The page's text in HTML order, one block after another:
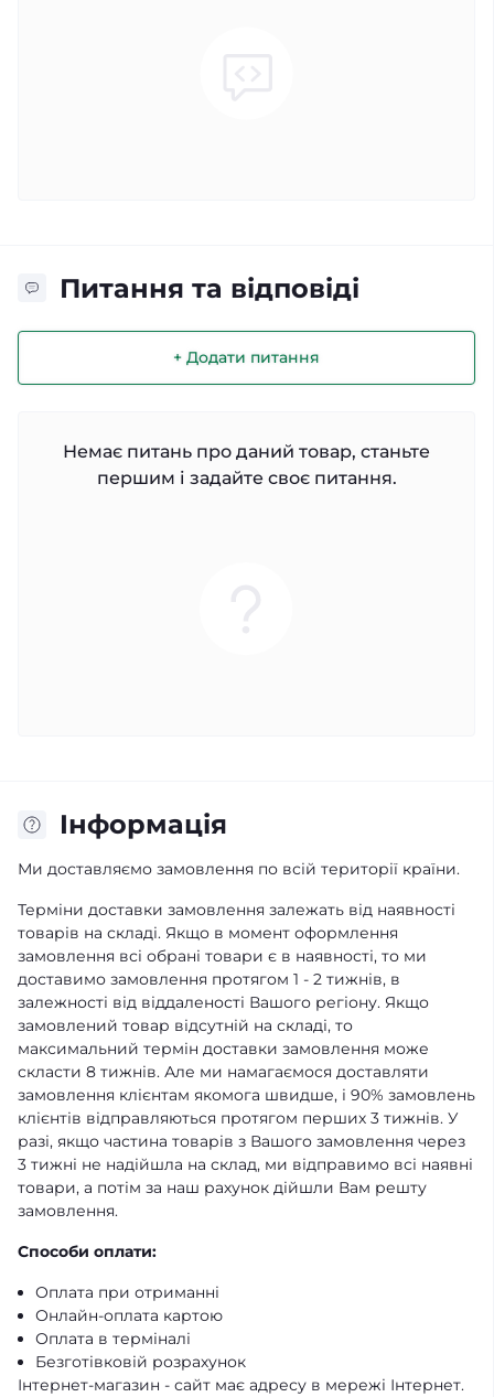
Питання та відповіді
+ Додати питання
Немає питань про даний товар, станьте
першим і задайте своє питання.
Iнформація
Ми доставляємо замовлення по всій території країни.
Терміни доставки замовлення залежать від наявності
товарів на складі. Якщо в момент оформлення
замовлення всі обрані товари є в наявності, то ми
доставимо замовлення протягом 1 - 2 тижнів, в
залежності від віддаленості Вашого регіону. Якщо
замовлений товар відсутній на складі, то
максимальний термін доставки замовлення може
скласти 8 тижнів. Але ми намагаємося доставляти
замовлення клієнтам якомога швидше, і 90% замовлень
клієнтів відправляються протягом перших 3 тижнів. У
разі, якщо частина товарів з Вашого замовлення через
3 тижні не надійшла на склад, ми відправимо всі наявні
товари, а потім за наш рахунок дійшли Вам решту
замовлення.
Способи оплати:
Оплата при отриманні
Онлайн-оплата картою
Оплата в терміналі
Безготівковій розрахунок
Інтернет-магазин - сайт має адресу в мережі Інтернет.